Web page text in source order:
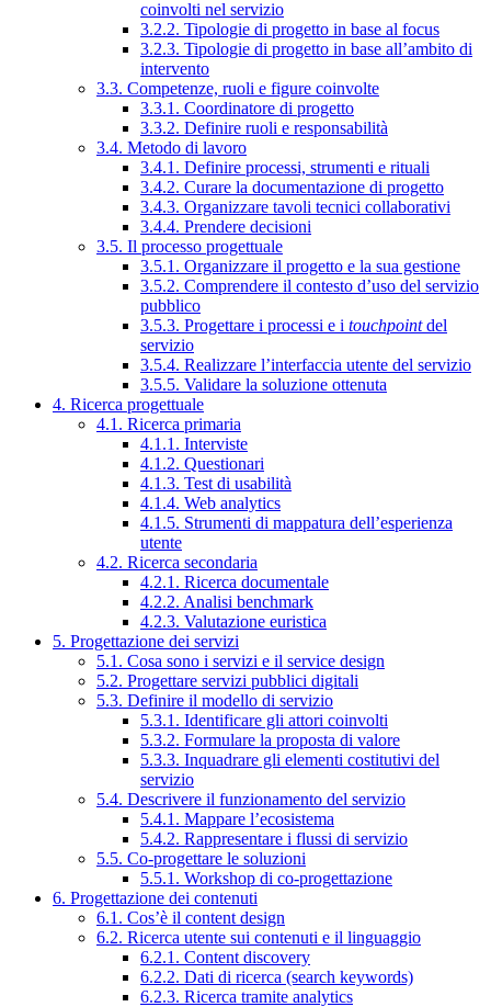
coinvolti nel servizio
3.2.2. Tipologie di progetto in base al focus
3.2.3. Tipologie di progetto in base all’ambito di
intervento
3.3. Competenze, ruoli e figure coinvolte
3.3.1. Coordinatore di progetto
3.3.2. Definire ruoli e responsabilità
3.4. Metodo di lavoro
3.4.1. Definire processi, strumenti e rituali
3.4.2. Curare la documentazione di progetto
3.4.3. Organizzare tavoli tecnici collaborativi
3.4.4. Prendere decisioni
3.5. Il processo progettuale
3.5.1. Organizzare il progetto e la sua gestione
3.5.2. Comprendere il contesto d’uso del servizio
pubblico
3.5.3. Progettare i processi e i touchpointdel
servizio
3.5.4. Realizzare l’interfaccia utente del servizio
3.5.5. Validare la soluzione ottenuta
4. Ricerca progettuale
4.1. Ricerca primaria
4.1.1. Interviste
4.1.2. Questionari
4.1.3. Test di usabilità
4.1.4. Web analytics
4.1.5. Strumenti di mappatura dell’esperienza
utente
4.2. Ricerca secondaria
4.2.1. Ricerca documentale
4.2.2. Analisi benchmark
4.2.3. Valutazione euristica
5. Progettazione dei servizi
5.1. Cosa sono i servizi e il service design
5.2. Progettare servizi pubblici digitali
5.3. Definire il modello di servizio
5.3.1. Identificare gli attori coinvolti
5.3.2. Formulare la proposta di valore
5.3.3. Inquadrare gli elementi costitutivi del
servizio
5.4. Descrivere il funzionamento del servizio
5.4.1. Mappare l’ecosistema
5.4.2. Rappresentare i flussi di servizio
5.5. Co-progettare le soluzioni
5.5.1. Workshop di co-progettazione
6. Progettazione dei contenuti
6.1. Cos’è il content design
6.2. Ricerca utente sui contenuti e il linguaggio
6.2.1. Content discovery
6.2.2. Dati di ricerca (search keywords)
6.2.3. Ricerca tramite analytics